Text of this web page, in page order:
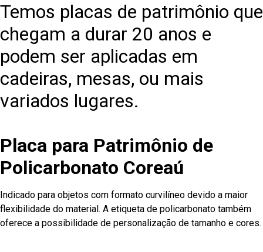
Temos placas de patrimônio que
chegam a durar 20 anos e
podem ser aplicadas em
cadeiras, mesas, ou mais
variados lugares.
Placa para Patrimônio de
Policarbonato Coreaú
Indicado para objetos com formato curvilíneo devido a maior
flexibilidade do material. A etiqueta de policarbonato também
oferece a possibilidade de personalização de tamanho e cores.